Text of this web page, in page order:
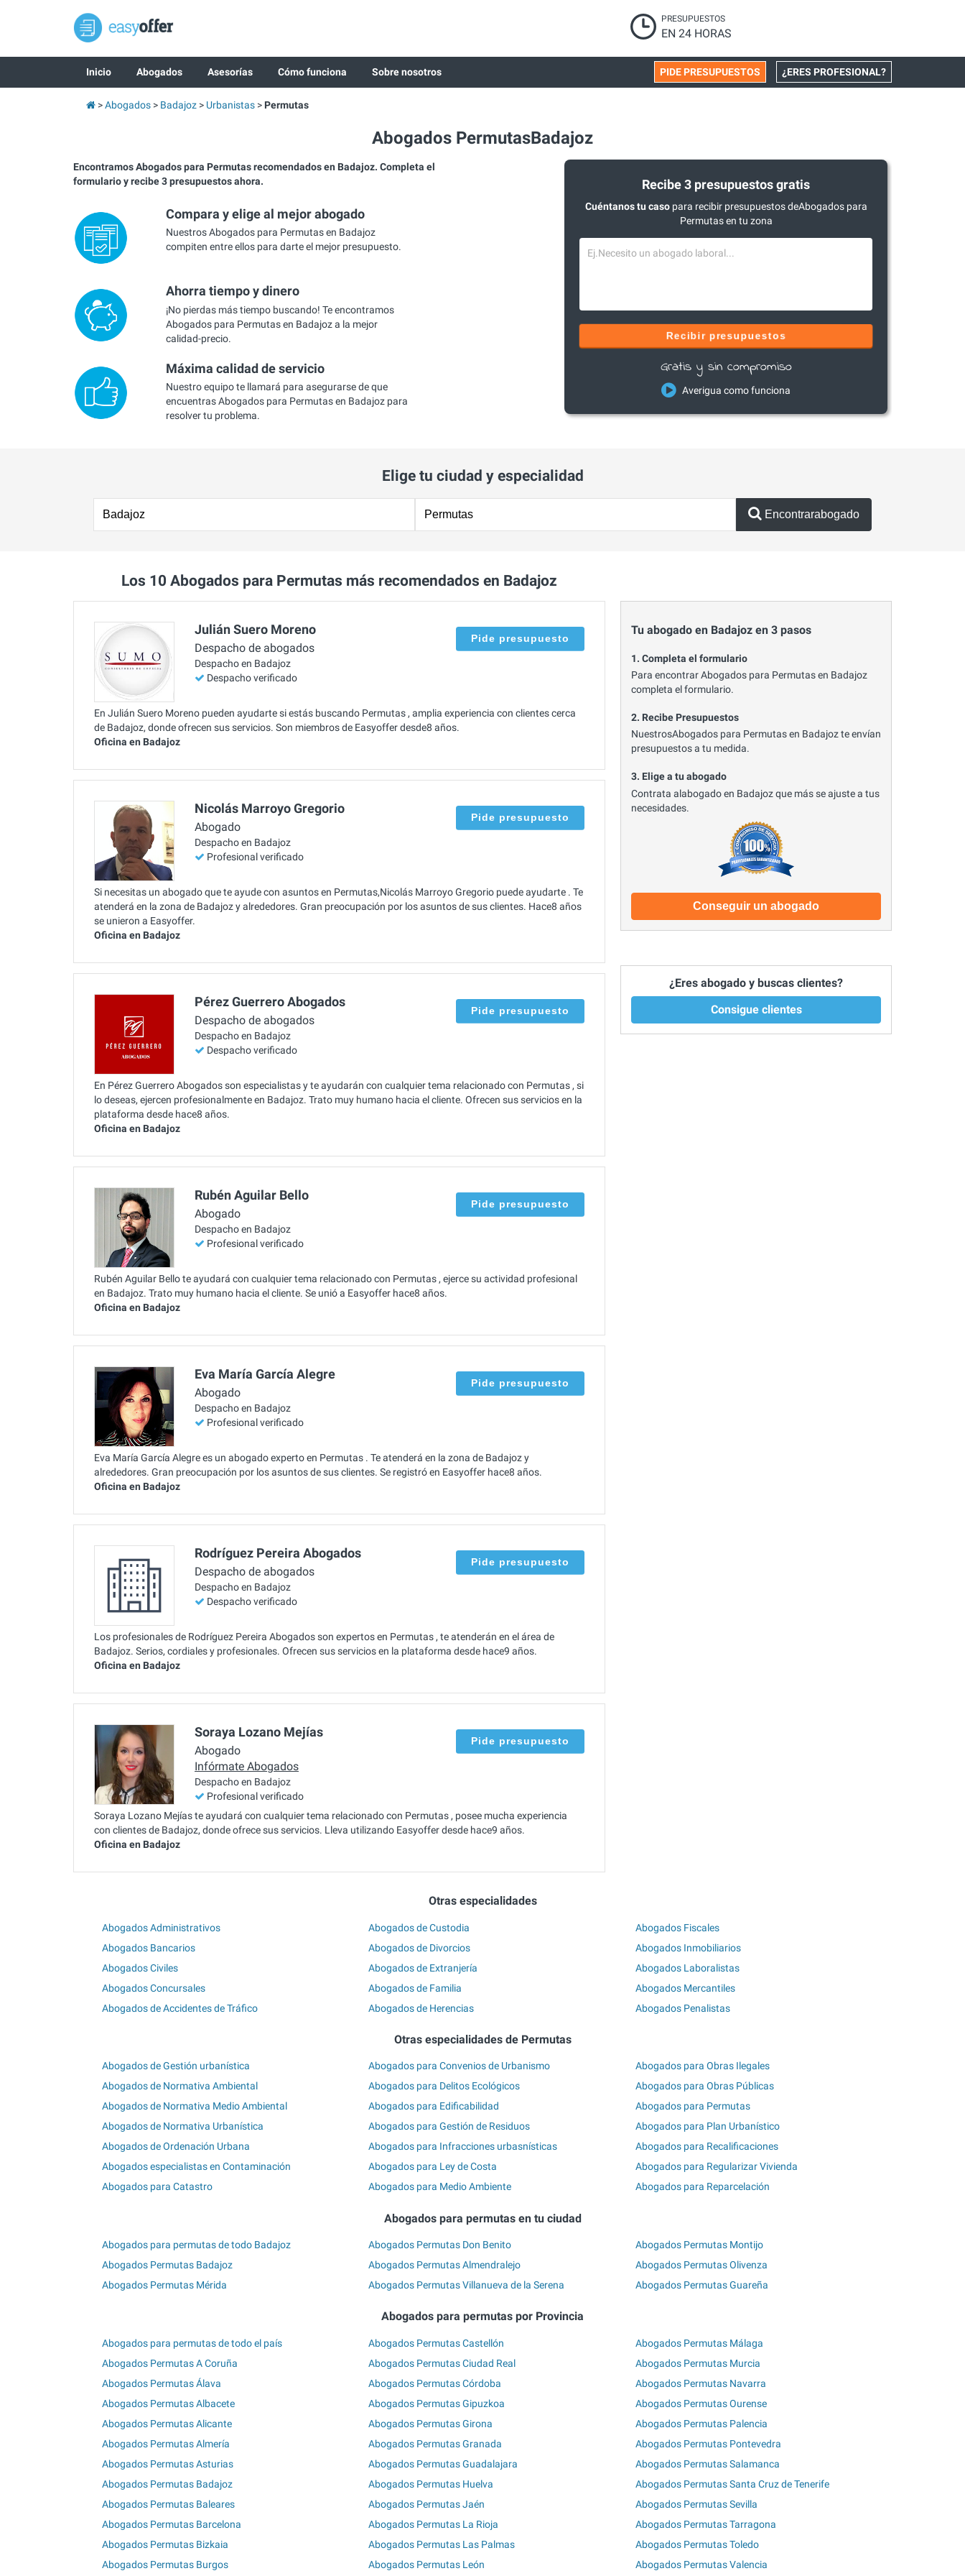
PRESUPUESTOS
EN 24 HORAS
Inicio Abogados Asesorías Cómo funciona Sobre nosotros ¿ERES PROFESIONAL?
PIDE PRESUPUESTOS
Abogados Badajoz Urbanistas Permutas
Abogados PermutasBadajoz
Encontramos Abogados para Permutas recomendados en Badajoz. Completa el
formulario y recibe 3 presupuestos ahora.
Compara y elige al mejor abogado
Nuestros Abogados para Permutas en Badajoz
compiten entre ellos para darte el mejor presupuesto.
Ahorra tiempo y dinero
¡No pierdas más tiempo buscando! Te encontramos
Abogados para Permutas en Badajoz a la mejor
calidad-precio.
Máxima calidad de servicio
Nuestro equipo te llamará para asegurarse de que
encuentras Abogados para Permutas en Badajoz para
resolver tu problema.
Recibe 3 presupuestos gratis
Cuéntanos tu casopara recibir presupuestos deAbogados para
Permutas en tu zona
Recibir presupuestos
Gratis y sin compromiso
Averigua como funciona
Elige tu ciudad y especialidad
Encontrarabogado
Los 10 Abogados para Permutas más recomendados en Badajoz
Julián Suero Moreno
Despacho de abogados
Despacho en Badajoz
Despacho verificado
Pide presupuesto
En Julián Suero Moreno pueden ayudarte si estás buscando Permutas , amplia experiencia con clientes cerca
de Badajoz, donde ofrecen sus servicios. Son miembros de Easyoffer desde8 años.
Oficina en Badajoz
Nicolás Marroyo Gregorio
Abogado
Despacho en Badajoz
Profesional verificado
Pide presupuesto
Si necesitas un abogado que te ayude con asuntos en Permutas,Nicolás Marroyo Gregorio puede ayudarte . Te
atenderá en la zona de Badajoz y alrededores. Gran preocupación por los asuntos de sus clientes. Hace8 años
se unieron a Easyoffer.
Oficina en Badajoz
Pérez Guerrero Abogados
Despacho de abogados
Despacho en Badajoz
Despacho verificado
Pide presupuesto
En Pérez Guerrero Abogados son especialistas y te ayudarán con cualquier tema relacionado con Permutas , si
lo deseas, ejercen profesionalmente en Badajoz. Trato muy humano hacia el cliente. Ofrecen sus servicios en la
plataforma desde hace8 años.
Oficina en Badajoz
Rubén Aguilar Bello
Abogado
Despacho en Badajoz
Profesional verificado
Pide presupuesto
Rubén Aguilar Bello te ayudará con cualquier tema relacionado con Permutas , ejerce su actividad profesional
en Badajoz. Trato muy humano hacia el cliente. Se unió a Easyoffer hace8 años.
Oficina en Badajoz
Eva María García Alegre
Abogado
Despacho en Badajoz
Profesional verificado
Pide presupuesto
Eva María García Alegre es un abogado experto en Permutas . Te atenderá en la zona de Badajoz y
alrededores. Gran preocupación por los asuntos de sus clientes. Se registró en Easyoffer hace8 años.
Oficina en Badajoz
Rodríguez Pereira Abogados
Despacho de abogados
Despacho en Badajoz
Despacho verificado
Pide presupuesto
Los profesionales de Rodríguez Pereira Abogados son expertos en Permutas , te atenderán en el área de
Badajoz. Serios, cordiales y profesionales. Ofrecen sus servicios en la plataforma desde hace9 años.
Oficina en Badajoz
Soraya Lozano Mejías
Abogado
Infórmate Abogados
Despacho en Badajoz
Profesional verificado
Pide presupuesto
Soraya Lozano Mejías te ayudará con cualquier tema relacionado con Permutas , posee mucha experiencia
con clientes de Badajoz, donde ofrece sus servicios. Lleva utilizando Easyoffer desde hace9 años.
Oficina en Badajoz
Tu abogado en Badajoz en 3 pasos
1. Completa el formulario
Para encontrar Abogados para Permutas en Badajoz
completa el formulario.
2. Recibe Presupuestos
NuestrosAbogados para Permutas en Badajoz te envían
presupuestos a tu medida.
3. Elige a tu abogado
Contrata alabogado en Badajoz que más se ajuste a tus
necesidades.
Conseguir un abogado
¿Eres abogado y buscas clientes?
Consigue clientes
Otras especialidades
Abogados Administrativos
Abogados Bancarios
Abogados Civiles
Abogados Concursales
Abogados de Accidentes de Tráfico
Abogados de Custodia
Abogados de Divorcios
Abogados de Extranjería
Abogados de Familia
Abogados de Herencias
Abogados Fiscales
Abogados Inmobiliarios
Abogados Laboralistas
Abogados Mercantiles
Abogados Penalistas
Otras especialidades de Permutas
Abogados de Gestión urbanística
Abogados de Normativa Ambiental
Abogados de Normativa Medio Ambiental
Abogados de Normativa Urbanística
Abogados de Ordenación Urbana
Abogados especialistas en Contaminación
Abogados para Catastro
Abogados para Convenios de Urbanismo
Abogados para Delitos Ecológicos
Abogados para Edificabilidad
Abogados para Gestión de Residuos
Abogados para Infracciones urbasnísticas
Abogados para Ley de Costa
Abogados para Medio Ambiente
Abogados para Obras Ilegales
Abogados para Obras Públicas
Abogados para Permutas
Abogados para Plan Urbanístico
Abogados para Recalificaciones
Abogados para Regularizar Vivienda
Abogados para Reparcelación
Abogados para permutas en tu ciudad
Abogados para permutas de todo Badajoz
Abogados Permutas Badajoz
Abogados Permutas Mérida
Abogados Permutas Don Benito
Abogados Permutas Almendralejo
Abogados Permutas Villanueva de la Serena
Abogados Permutas Montijo
Abogados Permutas Olivenza
Abogados Permutas Guareña
Abogados para permutas por Provincia
Abogados para permutas de todo el país
Abogados Permutas A Coruña
Abogados Permutas Álava
Abogados Permutas Albacete
Abogados Permutas Alicante
Abogados Permutas Almería
Abogados Permutas Asturias
Abogados Permutas Badajoz
Abogados Permutas Baleares
Abogados Permutas Barcelona
Abogados Permutas Bizkaia
Abogados Permutas Burgos
Abogados Permutas Castellón
Abogados Permutas Ciudad Real
Abogados Permutas Córdoba
Abogados Permutas Gipuzkoa
Abogados Permutas Girona
Abogados Permutas Granada
Abogados Permutas Guadalajara
Abogados Permutas Huelva
Abogados Permutas Jaén
Abogados Permutas La Rioja
Abogados Permutas Las Palmas
Abogados Permutas León
Abogados Permutas Málaga
Abogados Permutas Murcia
Abogados Permutas Navarra
Abogados Permutas Ourense
Abogados Permutas Palencia
Abogados Permutas Pontevedra
Abogados Permutas Salamanca
Abogados Permutas Santa Cruz de Tenerife
Abogados Permutas Sevilla
Abogados Permutas Tarragona
Abogados Permutas Toledo
Abogados Permutas Valencia